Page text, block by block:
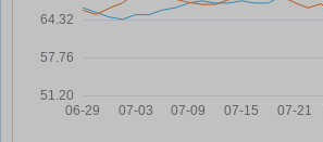
地素时尚：2026年第一季度归属
04-28
至5.08亿元 稳健开局诠释高质量
04-28